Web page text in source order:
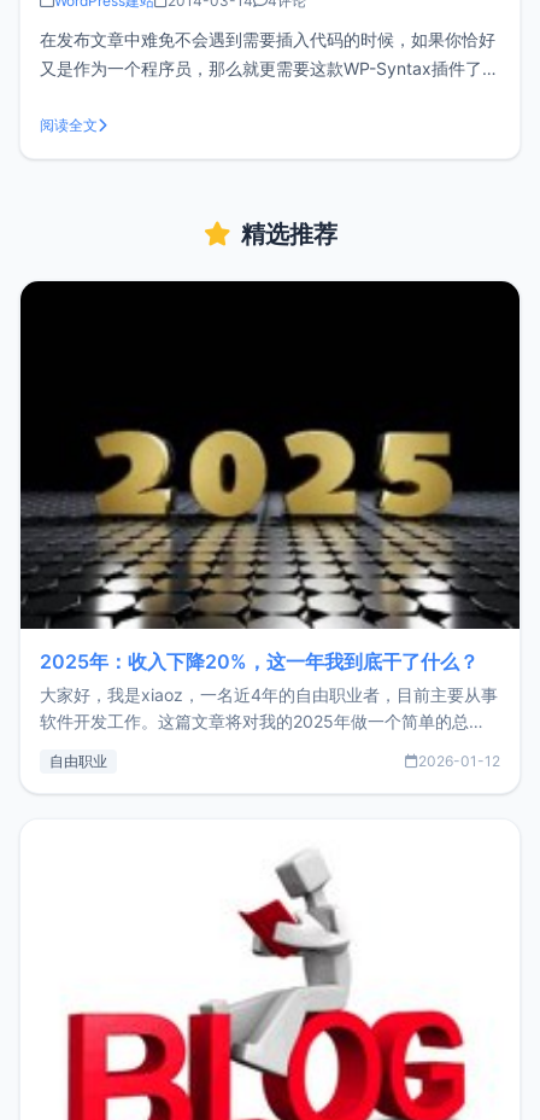
在发布文章中难免不会遇到需要插入代码的时候，如果你恰好
又是作为一个程序员，那么就更需要这款WP-Syntax插件了，
文章的时候需要切换到文本模式，然后在需要添加代码的地方
添加如下代码：<pre lang="
阅读全文
精选推荐
2025年：收入下降20%，这一年我到底干了什么？
大家好，我是xiaoz，一名近4年的自由职业者，目前主要从事
软件开发工作。这篇文章将对我的2025年做一个简单的总
收入下降20%，但却过得很充实，2026年不求突破，但求保
自由职业 2026-01-12